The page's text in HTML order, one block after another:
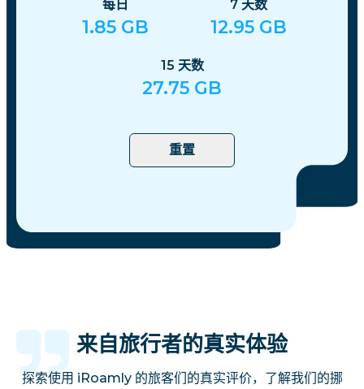
每日
1.85 GB
7 天数
12.95 GB
15 天数
27.75 GB
重置
来自旅行者的真实体验
探索使用 iRoamly 的旅客们的真实评价，了解我们的挪